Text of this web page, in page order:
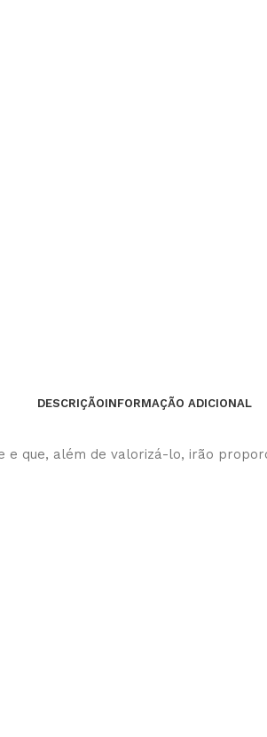
DESCRIÇÃOINFORMAÇÃO ADICIONAL
e que, além de valorizá-lo, irão